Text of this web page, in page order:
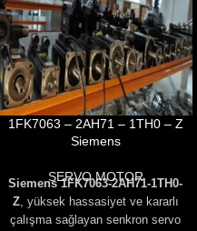
1FK7063 – 2AH71 – 1TH0 – Z
Siemens
SERVO MOTOR
Siemens 1FK7063-2AH71-1TH0-
Z, yüksek hassasiyet ve kararlı
çalışma sağlayan senkron servo